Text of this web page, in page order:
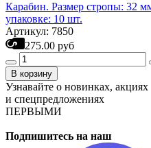
Карабин. Размер стропы: 32
упаковке: 10 шт.
Артикул: 7850
275.00 руб
В корзину
Узнавайте о новинках, акциях
и спецпредложениях
ПЕРВЫМИ
Подпишитесь на наш